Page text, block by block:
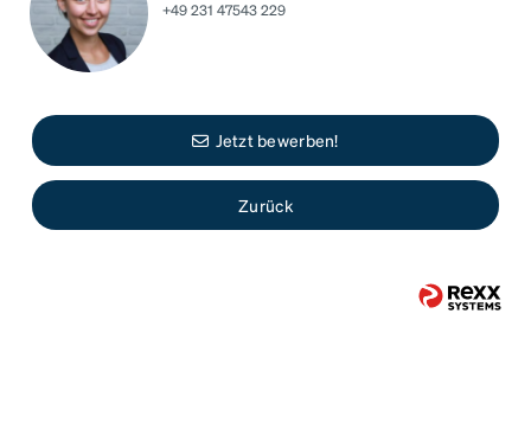
+49 231 47543 229
Zurück
Jetzt bewerben!